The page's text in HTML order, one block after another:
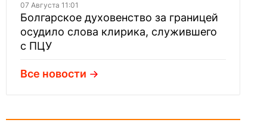
07 Августа 11:01
Болгарское духовенство за границей
осудило слова клирика, служившего
с ПЦУ
Все новости